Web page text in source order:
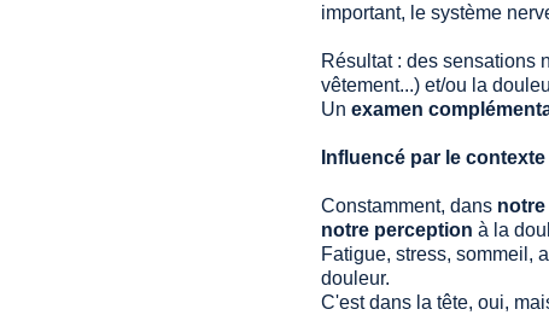
important, le système
Résultat : des sensations
vêtement...) et/ou la
Un examen
Influencé par le contexte
Constamment, dans
notre perception à la
Fatigue, stress, sommeil,
douleur.
C'est dans la tête, oui,